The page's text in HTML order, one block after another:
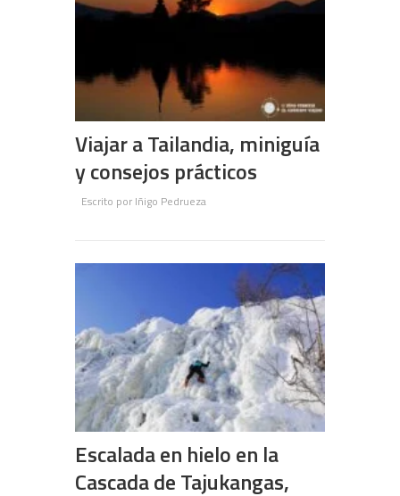
Viajar a Tailandia, miniguía
y consejos prácticos
Escrito por Iñigo Pedrueza
Escalada en hielo en la
Cascada de Tajukangas,